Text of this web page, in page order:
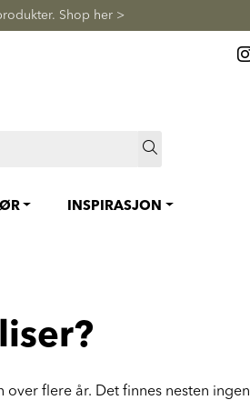
Shop her >
INSPIRASJON
flere år. Det finnes nesten ingen